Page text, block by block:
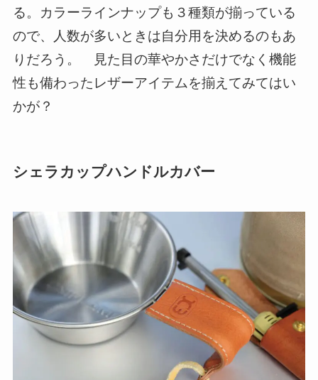
る。カラーラインナップも３種類が揃っている
ので、人数が多いときは自分用を決めるのもあ
りだろう。 見た目の華やかさだけでなく機能
性も備わったレザーアイテムを揃えてみてはい
かが？
シェラカップハンドルカバー